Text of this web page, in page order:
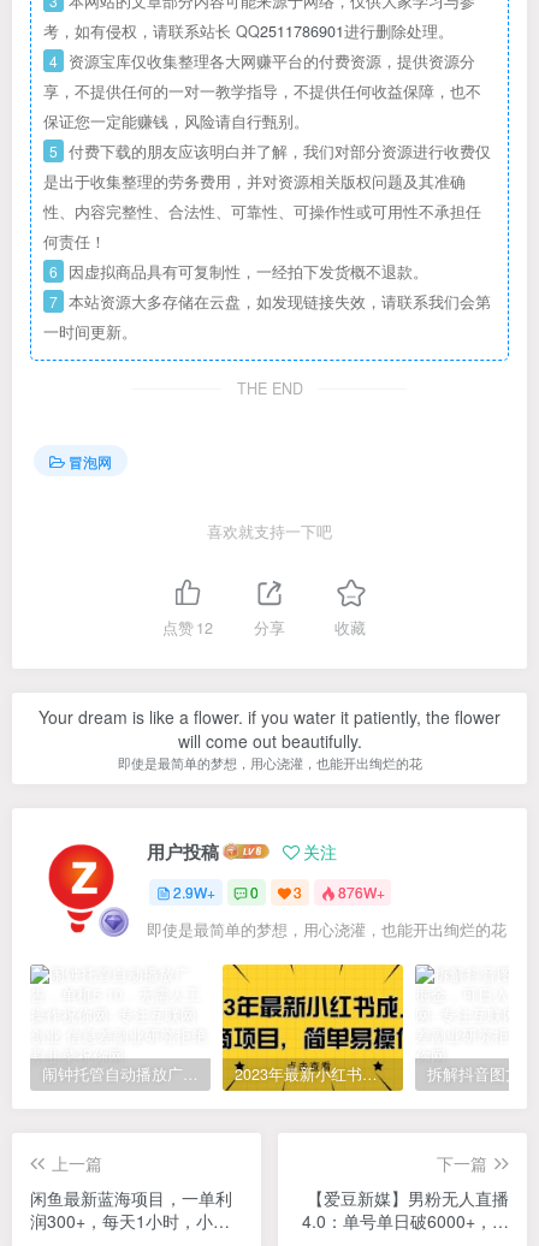
考，如有侵权，请联系站长 QQ2511786901进行删除处理。
4 资源宝库仅收集整理各大网赚平台的付费资源，提供资源分
享，不提供任何的一对一教学指导，不提供任何收益保障，也不
保证您一定能赚钱，风险请自行甄别。
5 付费下载的朋友应该明白并了解，我们对部分资源进行收费仅
是出于收集整理的劳务费用，并对资源相关版权问题及其准确
性、内容完整性、合法性、可靠性、可操作性或可用性不承担任
何责任！
6 因虚拟商品具有可复制性，一经拍下发货概不退款。
7 本站资源大多存储在云盘，如发现链接失效，请联系我们会第
一时间更新。
THE END
冒泡网
喜欢就支持一下吧
点赞12 分享 收藏
Your dream is like a flower. if you water it patiently, the flower
will come out beautifully.
即使是最简单的梦想，用心浇灌，也能开出绚烂的花
用户投稿 关注
2.9W+ 0 3 876W+
即使是最简单的梦想，用心浇灌，也能开出绚烂的花
闹钟托管自动播放广告，单机5-10，无需人工操作 2023年最新小红书成人电商项目，简单易操作【详细教程】
上一篇
闲鱼最新蓝海项目，一单利
润300+，每天1小时，小白
下一篇
【爱豆新媒】男粉无人直播
4.0：单号单日破6000+，再